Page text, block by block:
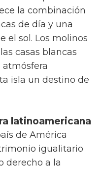
la combinación
de día y una
el sol. Los molinos
casas blancas
isla un destino de
latinoamericana
de América
igualitario
derecho a la